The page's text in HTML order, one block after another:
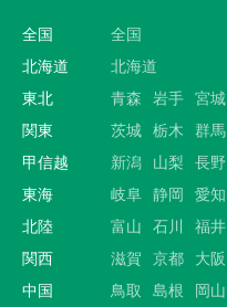
全国
全国
北海道
北海道
東北
青森 岩手 宮城
関東
茨城 栃木 群馬
甲信越
新潟 山梨
長野
東海
岐阜 静岡 愛知
北陸
富山 石川
福井
関西
滋賀 京都 大阪
中国
鳥取 島根 岡山